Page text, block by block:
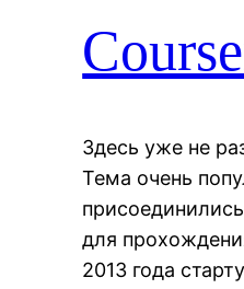
Здесь уже не
Тема очень
для
2013 года